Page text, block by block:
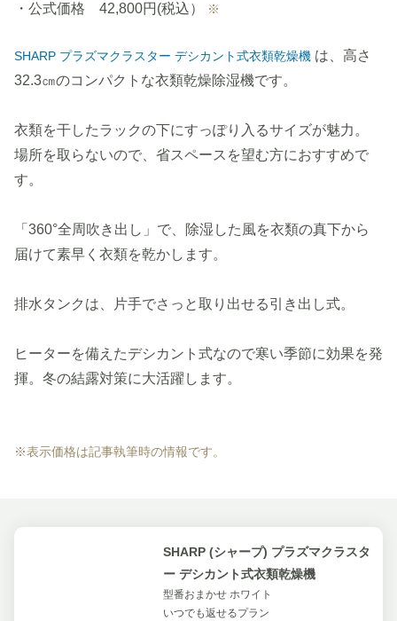
・公式価格 42,800円(税込）
※
SHARP プラズマクラスター デシカント式衣類乾燥機 は、高さ
32.3㎝のコンパクトな衣類乾燥除湿機です。
衣類を干したラックの下にすっぽり入るサイズが魅力。
場所を取らないので、省スペースを望む方におすすめで
す。
「360°全周吹き出し」で、除湿した風を衣類の真下から
届けて素早く衣類を乾かします。
排水タンクは、片手でさっと取り出せる引き出し式。
ヒーターを備えたデシカント式なので寒い季節に効果を発
揮。冬の結露対策に大活躍します。
※表示価格は記事執筆時の情報です。
SHARP (シャープ) プラズマクラスタ
ー デシカント式衣類乾燥機
型番おまかせ ホワイト
いつでも返せるプラン